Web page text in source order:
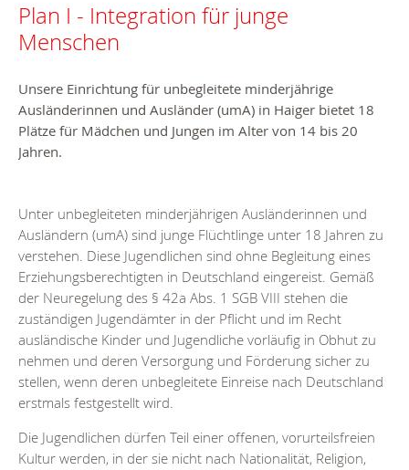
Plan I - Integration für junge
Menschen
Unsere Einrichtung für unbegleitete minderjährige
Ausländerinnen und Ausländer (umA) in Haiger bietet 18
Plätze für Mädchen und Jungen im Alter von 14 bis 20
Jahren.
Unter unbegleiteten minderjährigen Ausländerinnen und
Ausländern (umA) sind junge Flüchtlinge unter 18 Jahren zu
verstehen. Diese Jugendlichen sind ohne Begleitung eines
Erziehungsberechtigten in Deutschland eingereist. Gemäß
der Neuregelung des § 42a Abs. 1 SGB VIII stehen die
zuständigen Jugendämter in der Pflicht und im Recht
ausländische Kinder und Jugendliche vorläufig in Obhut zu
nehmen und deren Versorgung und Förderung sicher zu
stellen, wenn deren unbegleitete Einreise nach Deutschland
erstmals festgestellt wird.
Die Jugendlichen dürfen Teil einer offenen, vorurteilsfreien
Kultur werden, in der sie nicht nach Nationalität, Religion,